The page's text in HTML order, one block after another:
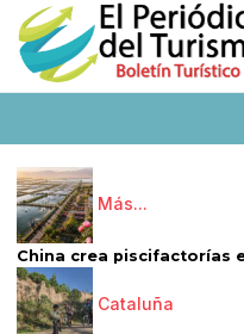
Más...
China crea piscifactorías
Cataluña